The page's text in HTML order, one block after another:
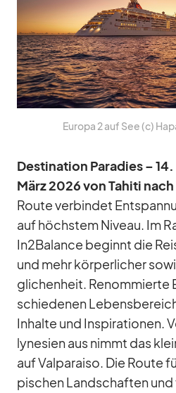
Eu­ropa 2 auf See (c)
De­sti­na­tion Pa­ra­dies –
März 2026 von Ta­hiti
Route ver­bin­det
auf höchs­tem Ni­veau. Im
In2Balance be­ginnt die
und mehr kör­per­li­cher
gli­chen­heit. Re­nom­mierte
schie­de­nen
In­halte und In­spi­ra­tio­nen.
ly­ne­sien aus nimmt das
auf Val­pa­raiso. Die Route
pi­schen Land­schaf­ten